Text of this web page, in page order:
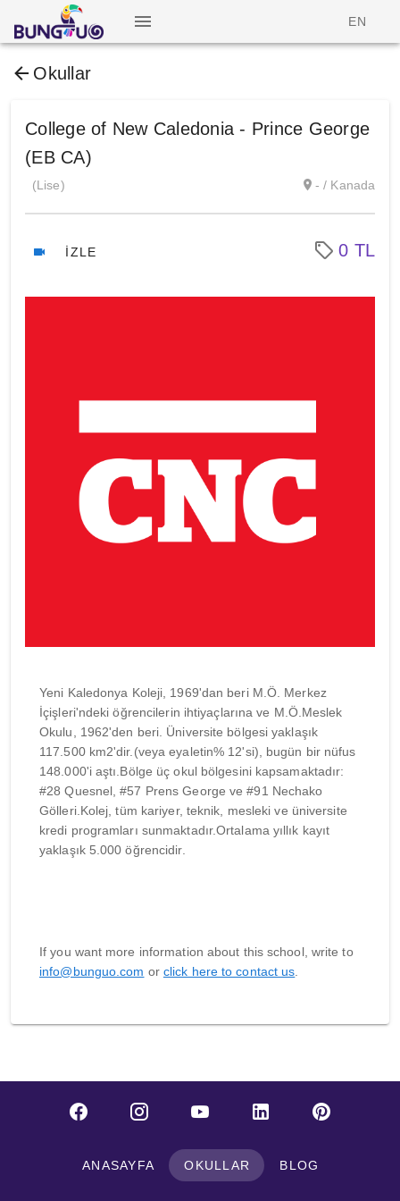
EN
Okullar
College of New Caledonia - Prince George
(EB CA)
(Lise) - / Kanada
İZLE 0 TL
Yeni Kaledonya Koleji, 1969'dan beri M.Ö. Merkez
İçişleri'ndeki öğrencilerin ihtiyaçlarına ve M.Ö.Meslek
Okulu, 1962'den beri. Üniversite bölgesi yaklaşık
117.500 km2'dir.(veya eyaletin% 12'si), bugün bir nüfus
148.000'i aştı.Bölge üç okul bölgesini kapsamaktadır:
#28 Quesnel, #57 Prens George ve #91 Nechako
Gölleri.Kolej, tüm kariyer, teknik, mesleki ve üniversite
kredi programları sunmaktadır.Ortalama yıllık kayıt
yaklaşık 5.000 öğrencidir.
If you want more information about this school, write to
info@bunguo.com or click here to contact us
ANASAYFA OKULLAR BLOG